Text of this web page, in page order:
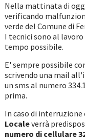
Nella mattinata di
verificando
verde del Comune di
I tecnici sono al
tempo possibile.
E' sempre possibile
scrivendo una mail
un sms al numero
prima.
In caso di interruzione
Localeverrà
numero di cellulare